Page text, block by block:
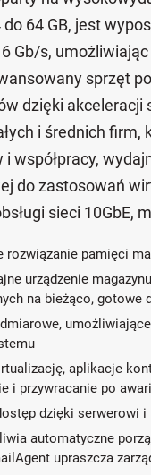
64 GB, jest
6 Gb/s,
sprzęt
dzięki akceleracji
i średnich
współpracy,
do zastosowań
sieci 10GbE,
rozwiązanie pamięci
urządzenie
na bieżąco, gotowe
aplikacje
i przywracanie po
dzięki serwerowi i
automatyczne
upraszcza